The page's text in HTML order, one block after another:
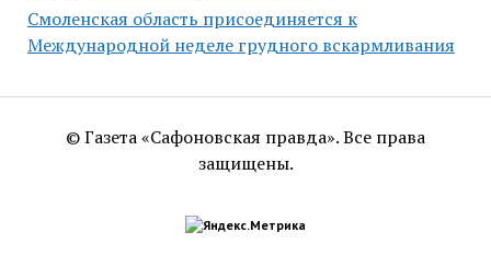
Смоленская область присоединяется к
Международной неделе грудного вскармливания
© Газета «Сафоновская правда». Все права
защищены.